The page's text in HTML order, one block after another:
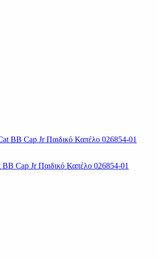
BB Cap Jr Παιδικό Καπέλο 026854-01